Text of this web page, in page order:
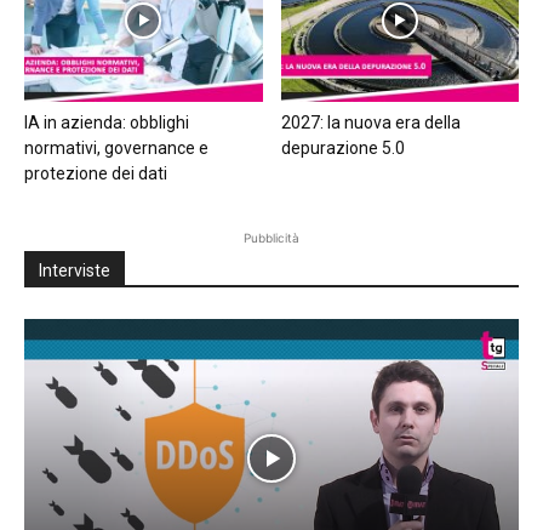
IA in azienda: obblighi
normativi, governance e
protezione dei dati
2027: la nuova era della
depurazione 5.0
Pubblicità
Interviste